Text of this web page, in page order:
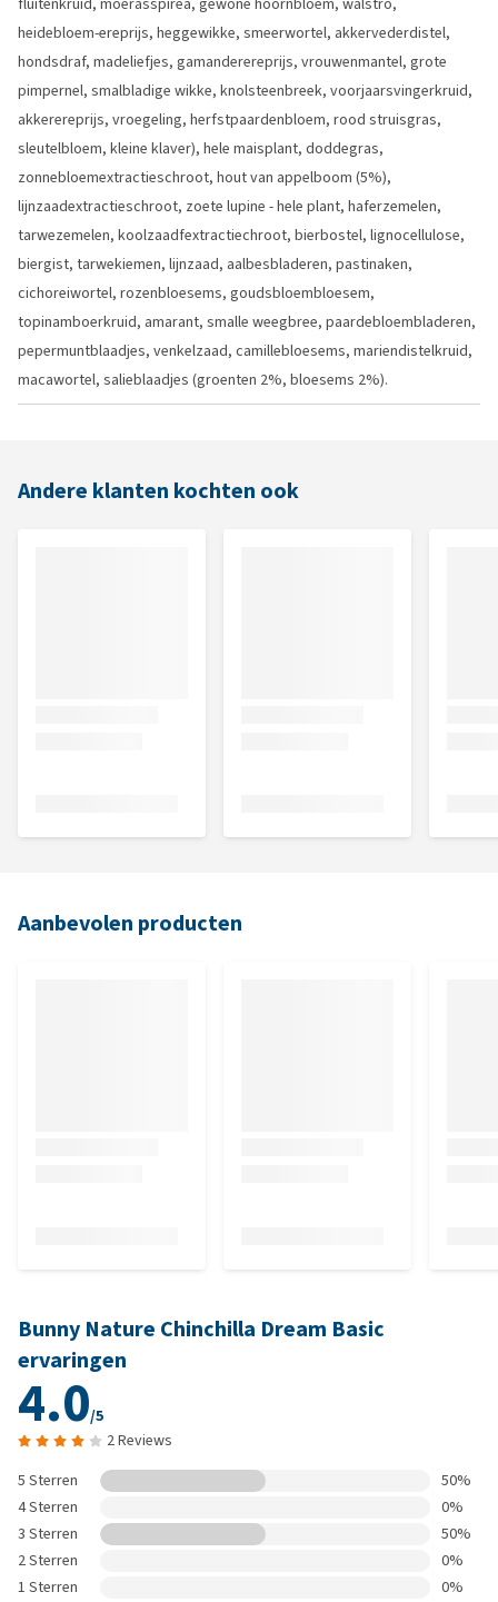
heidebloem-ereprijs, heggewikke, smeerwortel, akkervederdistel,
hondsdraf, madeliefjes, gamanderereprijs, vrouwenmantel, grote
pimpernel, smalbladige wikke, knolsteenbreek, voorjaarsvingerkruid,
akkerereprijs, vroegeling, herfstpaardenbloem, rood struisgras,
sleutelbloem, kleine klaver), hele maisplant, doddegras,
zonnebloemextractieschroot, hout van appelboom (5%),
lijnzaadextractieschroot, zoete lupine - hele plant, haferzemelen,
tarwezemelen, koolzaadfextractiechroot, bierbostel, lignocellulose,
biergist, tarwekiemen, lijnzaad, aalbesbladeren, pastinaken,
cichoreiwortel, rozenbloesems, goudsbloembloesem,
topinamboerkruid, amarant, smalle weegbree, paardebloembladeren,
pepermuntblaadjes, venkelzaad, camillebloesems, mariendistelkruid,
macawortel, salieblaadjes (groenten 2%, bloesems 2%).
Andere klanten kochten ook
Aanbevolen producten
Bunny Nature Chinchilla Dream Basic
ervaringen
4.0/5
2 Reviews
5 Sterren
50%
4 Sterren
0%
3 Sterren
50%
2 Sterren
0%
1 Sterren
0%